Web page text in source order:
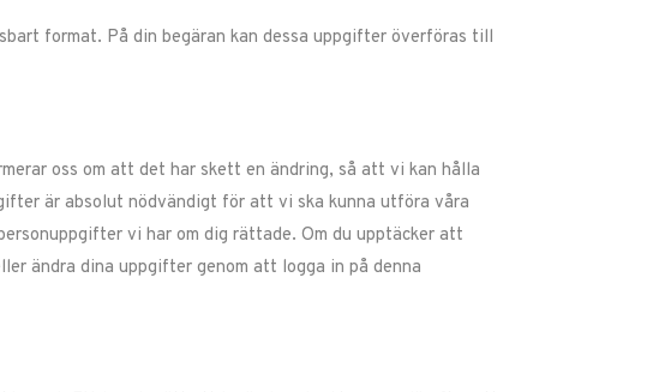
format. På din begäran kan dessa uppgifter överföras till
oss om att det har skett en ändring, så att vi kan hålla
är absolut nödvändigt för att vi ska kunna utföra våra
vi har om dig rättade. Om du upptäcker att
ändra dina uppgifter genom att logga in på denna